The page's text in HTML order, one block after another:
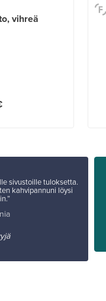
vihreä
sivustoille tuloksetta.
kahvipannuni löysi